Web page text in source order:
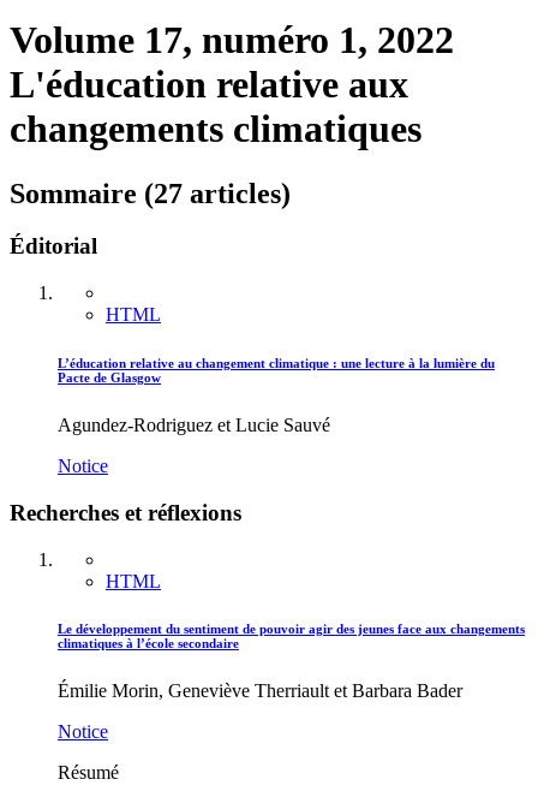
Volume 17, numéro 1, 2022
L'éducation relative aux
changements climatiques
Sommaire (27 articles)
Éditorial
HTML
L’éducation relative au changement climatique : une lecture à la lumière du
Pacte de Glasgow
Agundez-Rodriguez et Lucie Sauvé
Notice
Recherches et réflexions
HTML
Le développement du sentiment de pouvoir agir des jeunes face aux changements
climatiques à l’école secondaire
Émilie Morin, Geneviève Therriault et Barbara Bader
Notice
Résumé